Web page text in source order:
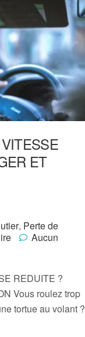
ET
, Perte de
Aucun
REDUITE ?
Vous roulez trop
tortue au volant ?